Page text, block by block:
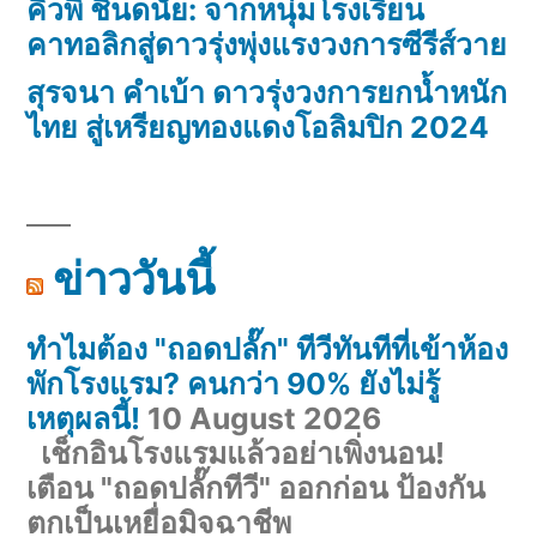
คิวพี ชินดนัย: จากหนุ่มโรงเรียน
คาทอลิกสู่ดาวรุ่งพุ่งแรงวงการซีรีส์วาย
สุรจนา คำเบ้า ดาวรุ่งวงการยกน้ำหนัก
ไทย สู่เหรียญทองแดงโอลิมปิก 2024
ข่าววันนี้
ทำไมต้อง "ถอดปลั๊ก" ทีวีทันทีที่เข้าห้อง
พักโรงแรม? คนกว่า 90% ยังไม่รู้
เหตุผลนี้! 10 August 2026
เช็กอินโรงแรมแล้วอย่าเพิ่งนอน!
เตือน "ถอดปลั๊กทีวี" ออกก่อน ป้องกัน
ตกเป็นเหยื่อมิจฉาชีพ